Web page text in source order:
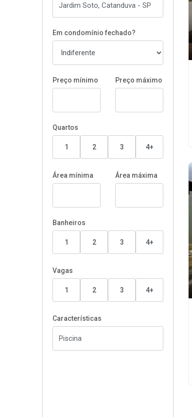
Em condomínio fechado?
Preço mínimo Preço máximo
Quartos
1 2 3 4+
Área mínima Área máxima
Banheiros
1 2 3 4+
Vagas
1 2 3 4+
Características